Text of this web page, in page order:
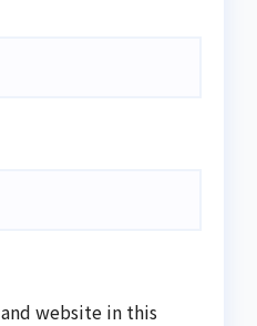
website in this